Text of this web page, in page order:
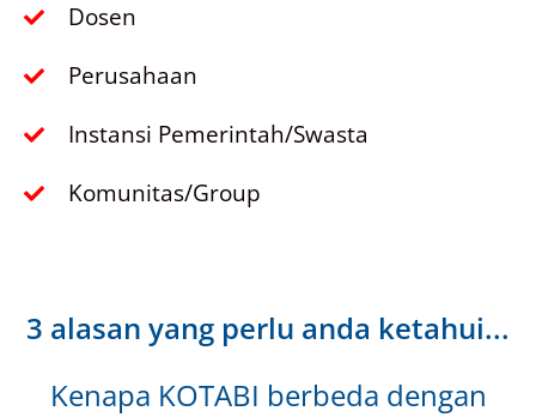
Dosen
Perusahaan
Instansi Pemerintah/Swasta
Komunitas/Group
3 alasan yang perlu anda ketahui...
Kenapa KOTABI berbeda dengan